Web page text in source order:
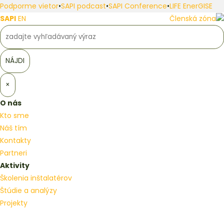
Podporme vietor•SAPI podcast•SAPI Conference•LIFE EnerGISE
SAPI EN Členská zóna
×
O nás
Kto sme
Náš tím
Kontakty
Partneri
Aktivity
Školenia inštalatérov
Štúdie a analýzy
Projekty